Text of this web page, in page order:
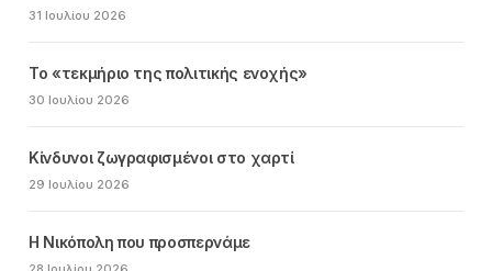
31 Ιουλίου 2026
Το «τεκμήριο της πολιτικής ενοχής»
30 Ιουλίου 2026
Κίνδυνοι ζωγραφισμένοι στο χαρτί
29 Ιουλίου 2026
Η Νικόπολη που προσπερνάμε